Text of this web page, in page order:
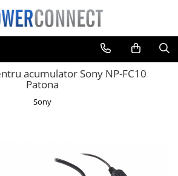
acumulator Sony NP-FC10
Patona
Sony